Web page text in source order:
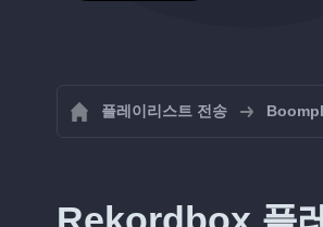
플레이리스트 전송